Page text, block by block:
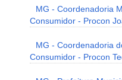
MG - Coordenadoria
Consumidor - Procon
MG - Coordenadoria
Consumidor - Procon